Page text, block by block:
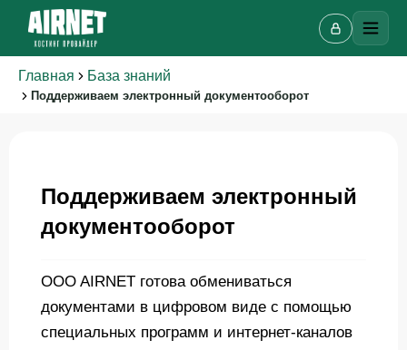
Главная База знаний
Поддерживаем электронный документооборот
Поддерживаем электронный
документооборот
OOO AIRNET готова обмениваться
документами в цифровом виде с помощью
специальных программ и интернет-каналов
Онлайн-чат
Онлайн · отвечаем за несколько минут
Ваше имя